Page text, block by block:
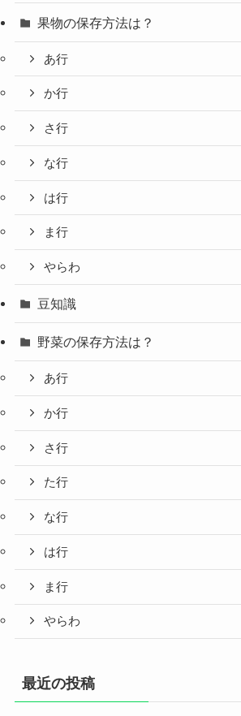
果物の保存方法は？
あ行
か行
さ行
な行
は行
ま行
やらわ
豆知識
野菜の保存方法は？
あ行
か行
さ行
た行
な行
は行
ま行
やらわ
最近の投稿